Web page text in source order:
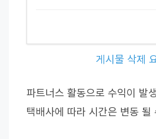
게시물 삭제
파트너스 활동으로 수익이 발
택배사에 따라 시간은 변동 될